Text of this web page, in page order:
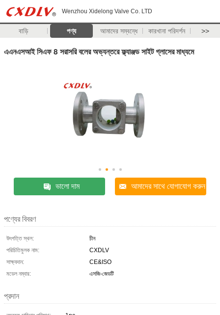
Wenzhou Xidelong Valve Co. LTD
বাড়ি পণ্য আমাদের সম্বন্ধে কারখানা পরিদর্শন >>
এএনএসআই সিএফ 8 সরাসরি বলের অভ্যন্তরে ফ্ল্যাঞ্জড সাইট গ্লাসের মাধ্যমে
ভালো দাম আমাদের সাথে যোগাযোগ করুন
পণ্যের বিবরণ
উৎপত্তি স্থল:
চীন
পরিচিতিমুলক নাম:
CXDLV
সাক্ষ্যদান:
CE&ISO
মডেল নম্বার:
এসজি-জেডটি
প্রদান